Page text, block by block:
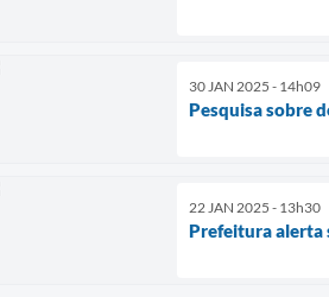
30 JAN 2025 - 14h09
Pesquisa sobre
22 JAN 2025 - 13h30
Prefeitura alerta